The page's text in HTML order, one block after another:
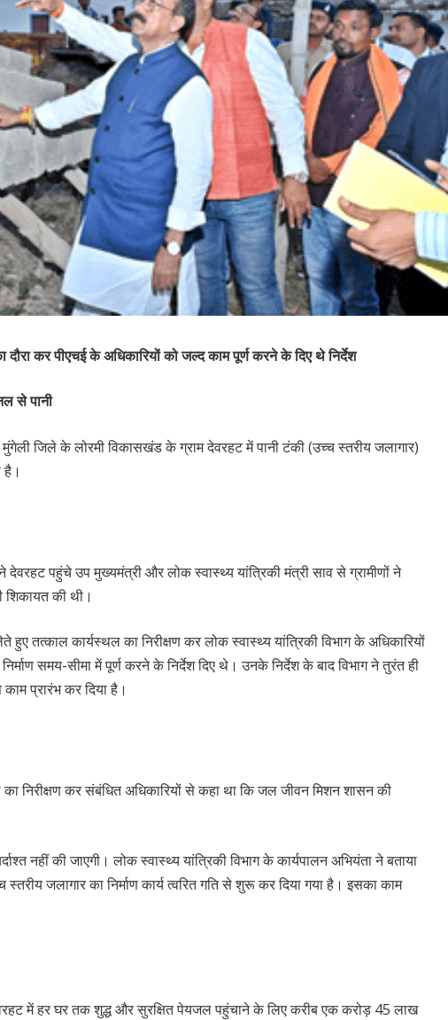
दौरा कर पीएचई के अधिकारियों को जल्द काम पूर्ण करने के दिए थे निर्देश
से पानी
जिले के लोरमी विकासखंड के ग्राम देवरहट में पानी टंकी (उच्च स्तरीय जलागार)
है।
देवरहट पहुंचे उप मुख्यमंत्री और लोक स्वास्थ्य यांत्रिकी मंत्री साव से ग्रामीणों ने
शिकायत की थी।
तत्काल कार्यस्थल का निरीक्षण कर लोक स्वास्थ्य यांत्रिकी विभाग के अधिकारियों
समय-सीमा में पूर्ण करने के निर्देश दिए थे। उनके निर्देश के बाद विभाग ने तुरंत ही
काम प्रारंभ कर दिया है।
निरीक्षण कर संबंधित अधिकारियों से कहा था कि जल जीवन मिशन शासन की
नहीं की जाएगी। लोक स्वास्थ्य यांत्रिकी विभाग के कार्यपालन अभियंता ने बताया
जलागार का निर्माण कार्य त्वरित गति से शुरू कर दिया गया है। इसका काम
में हर घर तक शुद्ध और सुरक्षित पेयजल पहुंचाने के लिए करीब एक करोड़ 45 लाख